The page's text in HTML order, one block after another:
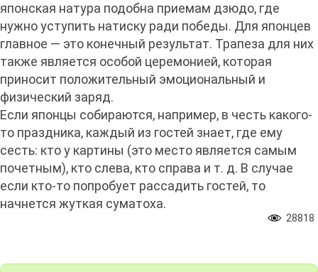
японская натура подобна приемам дзюдо, где
нужно уступить натиску ради победы. Для японцев
главное — это конечный результат. Трапеза для них
также является особой церемонией, которая
приносит положительный эмоциональный и
физический заряд.
Если японцы собираются, например, в честь какого-
то праздника, каждый из гостей знает, где ему
сесть: кто у картины (это место является самым
почетным), кто слева, кто справа и т. д. В случае
если кто-то попробует рассадить гостей, то
начнется жуткая суматоха.
28818